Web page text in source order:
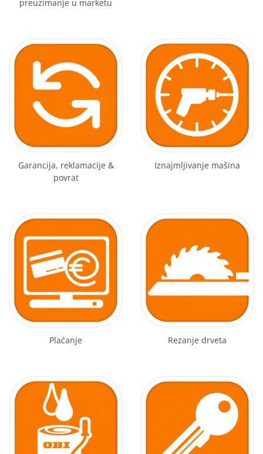
preuzimanje u marketu
Garancija, reklamacije &
povrat
Iznajmljivanje mašina
Plaćanje Rezanje drveta